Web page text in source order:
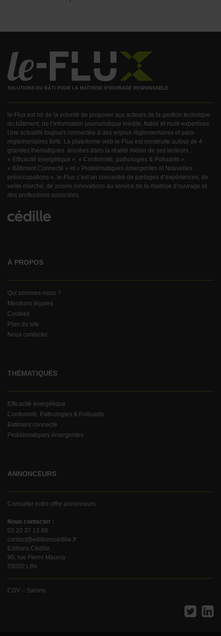
SOLUTIONS DU BÂTI POUR LA MAÎTRISE D'OUVRAGE RESPONSABLE
le-Flux est né de la volonté de proposer aux acteurs de la gestion technique
du bâtiment, de l’information journalistique inédite, fiable et multi-expertises.
Une actualité toujours connectée à des enjeux règlementaires et para-
réglementaires forts. La plateforme web le-Flux est construite autour de 4
grandes thématiques ancrées dans la réalité métier de ses lecteurs :
« Efficacité énergétique », « Conformité, pathologies & Polluants »,
« Bâtiment Connecté » et « Problématiques émergentes et Nouvelles
préoccupations ». le-Flux c’est un concentré de partages d’expériences, de
veille marché, de zooms innovations au service de la maitrise d’ouvrage et
des professions associées.
À PROPOS
Qui sommes-nous ?
Mentions légales
Cookies
Plan du site
Nous contacter
THÉMATIQUES
Efficacité énergétique
Conformité, Pathologies & Polluants
Batiment connecté
Problématiques émergentes
ANNONCEURS
Consulter notre offre annonceurs
Nous contacter :
03 20 37 13 89
contact@editionscedille.fr
Editions Cédille
90, rue Pierre Mauroy
59000 Lille
CGV – Salons